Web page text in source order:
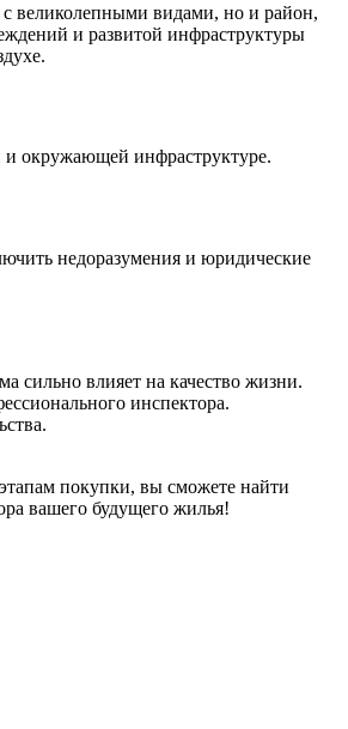
с великолепными видами, но и район,
и развитой инфраструктуры
и окружающей инфраструктуре.
недоразумения и юридические
сильно влияет на качество жизни.
инспектора.
покупки, вы сможете найти
вашего будущего жилья!